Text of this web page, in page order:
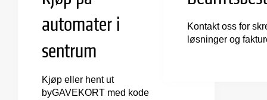
automater i
sentrum
Kjøp eller hent ut
byGAVEKORT med kode
Kontakt oss for
løsninger og